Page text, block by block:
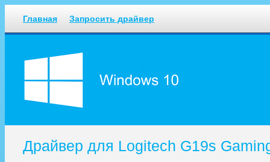
Главная Запросить драйвер
Драйвер для Logitech G19s